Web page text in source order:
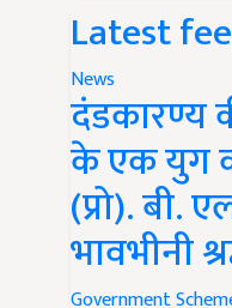
Latest
News
दंडकारण्य
के एक युग
(प्रो). बी.
भावभीनी
Government